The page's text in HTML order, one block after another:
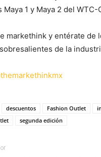
Maya 1 y Maya 2 del WTC-
markethink y entérate de
de la
descuentos Fashion Outlet
segunda edición